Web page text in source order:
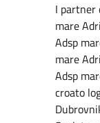
I partner
mare
Adsp
mare
Adsp
croato